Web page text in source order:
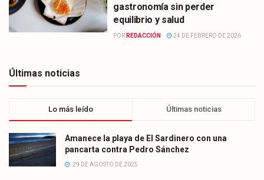
gastronomía sin perder
equilibrio y salud
POR REDACCIÓN 24 DE FEBRERO DE 2026
Últimas noticias
Lo más leído Últimas noticias
Amanece la playa de El Sardinero con una
pancarta contra Pedro Sánchez
29 DE AGOSTO DE 2025